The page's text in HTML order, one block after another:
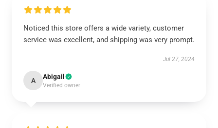
Noticed this store offers a wide variety, customer
service was excellent, and shipping was very prompt.
Jul 27, 2024
A Abigail
Verified owner